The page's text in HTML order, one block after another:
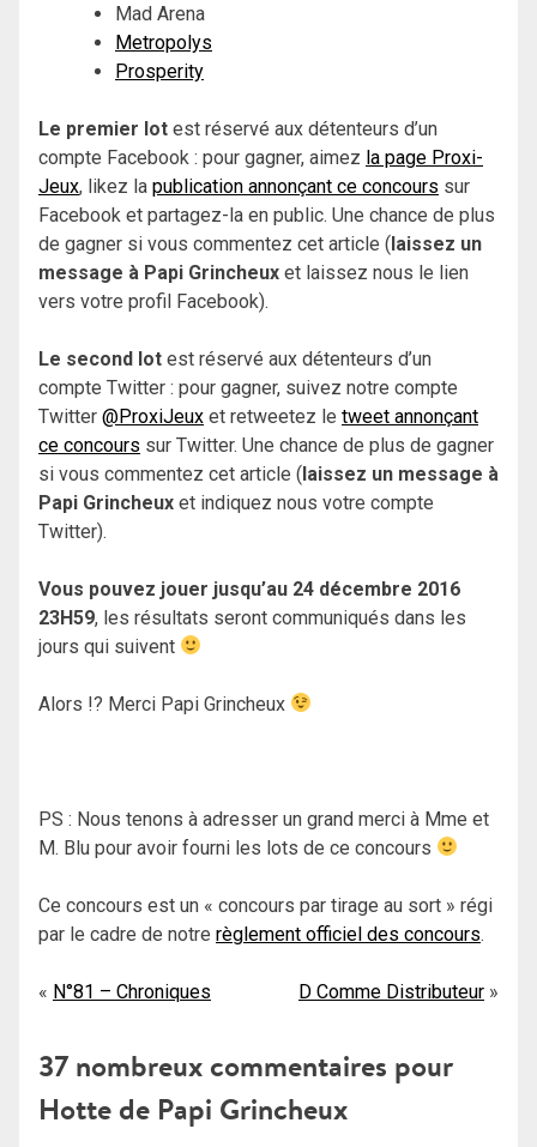
Mad Arena
Metropolys
Prosperity
Le premier lot est réservé aux détenteurs d’un
compte Facebook : pour gagner, aimez la page Proxi-
Jeux, likez la publication annonçant ce concours sur
Facebook et partagez-la en public. Une chance de plus
de gagner si vous commentez cet article (laissez un
message à Papi Grincheux et laissez nous le lien
vers votre profil Facebook).
Le second lot est réservé aux détenteurs d’un
compte Twitter : pour gagner, suivez notre compte
Twitter @ProxiJeux et retweetez le tweet annonçant
ce concours sur Twitter. Une chance de plus de gagner
si vous commentez cet article (laissez un message à
Papi Grincheux et indiquez nous votre compte
Twitter).
Vous pouvez jouer jusqu’au 24 décembre 2016
23H59, les résultats seront communiqués dans les
jours qui suivent
Alors !? Merci Papi Grincheux
PS : Nous tenons à adresser un grand merci à Mme et
M. Blu pour avoir fourni les lots de ce concours
Ce concours est un « concours par tirage au sort » régi
par le cadre de notre règlement officiel des concours.
Navigation
l’article
N°81 – Chroniques D Comme Distributeur
37 nombreux commentaires pour
Hotte de Papi Grincheux